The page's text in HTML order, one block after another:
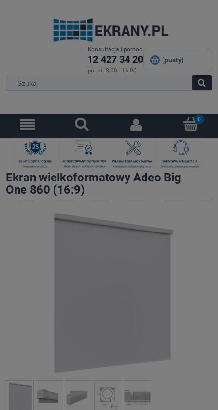
Konsultacja i pomoc
12 427 34 20
pn.-pt. 8:00 - 16:00
(pusty)
Ekran wielkoformatowy Adeo Big
One 860 (16:9)